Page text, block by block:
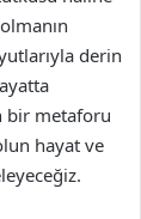
derin
bir metaforu
hayat ve